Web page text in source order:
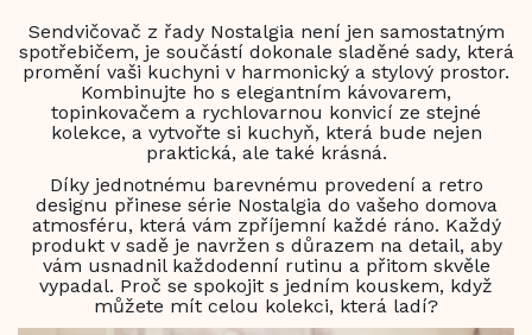
Sendvičovač z řady Nostalgia není jen samostatným
spotřebičem, je součástí dokonale sladěné sady, která
promění vaši kuchyni v harmonický a stylový prostor.
Kombinujte ho s elegantním kávovarem,
topinkovačem a rychlovarnou konvicí ze stejné
kolekce, a vytvořte si kuchyň, která bude nejen
praktická, ale také krásná.
Díky jednotnému barevnému provedení a retro
designu přinese série Nostalgia do vašeho domova
atmosféru, která vám zpříjemní každé ráno. Každý
produkt v sadě je navržen s důrazem na detail, aby
vám usnadnil každodenní rutinu a přitom skvěle
vypadal. Proč se spokojit s jedním kouskem, když
můžete mít celou kolekci, která ladí?